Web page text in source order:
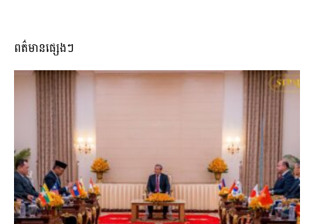
ពត៌មានផ្សេងៗ